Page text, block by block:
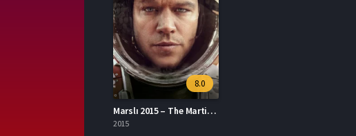
8.0
Marslı 2015 – The Martian 1080p Turkce Dublaj izle
2015